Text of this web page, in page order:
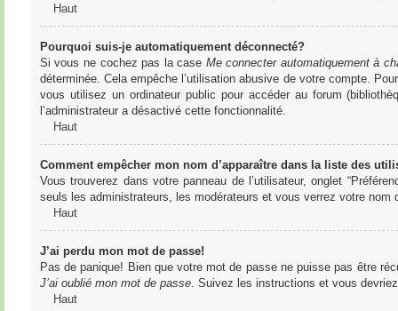
Haut
Pourquoi suis-je automatiquement déconnecté?
Si vous ne cochez pas la case Me connecter automatiquement à
déterminée. Cela empêche l’utilisation abusive de votre compte.
vous utilisez un ordinateur public pour accéder au forum
l’administrateur a désactivé cette fonctionnalité.
Haut
Comment empêcher mon nom d’apparaître dans la liste des
Vous trouverez dans votre panneau de l’utilisateur, onglet
seuls les administrateurs, les modérateurs et vous verrez votre
Haut
J’ai perdu mon mot de passe!
Pas de panique! Bien que votre mot de passe ne puisse pas être
J’ai oublié mon mot de passe. Suivez les instructions et vous
Haut